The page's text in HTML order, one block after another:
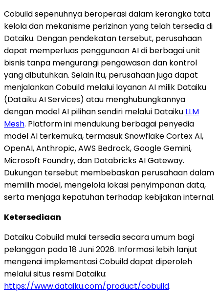
Cobuild sepenuhnya beroperasi dalam kerangka tata
kelola dan mekanisme perizinan yang telah tersedia di
Dataiku. Dengan pendekatan tersebut, perusahaan
dapat memperluas penggunaan AI di berbagai unit
bisnis tanpa mengurangi pengawasan dan kontrol
yang dibutuhkan. Selain itu, perusahaan juga dapat
menjalankan Cobuild melalui layanan AI milik Dataiku
(Dataiku AI Services) atau menghubungkannya
dengan model AI pilihan sendiri melalui Dataiku LLM
Mesh. Platform ini mendukung berbagai penyedia
model AI terkemuka, termasuk Snowflake Cortex AI,
OpenAI, Anthropic, AWS Bedrock, Google Gemini,
Microsoft Foundry, dan Databricks AI Gateway.
Dukungan tersebut membebaskan perusahaan dalam
memilih model, mengelola lokasi penyimpanan data,
serta menjaga kepatuhan terhadap kebijakan internal.
Ketersediaan
Dataiku Cobuild mulai tersedia secara umum bagi
pelanggan pada 18 Juni 2026. Informasi lebih lanjut
mengenai implementasi Cobuild dapat diperoleh
melalui situs resmi Dataiku:
https://www.dataiku.com/product/cobuild.